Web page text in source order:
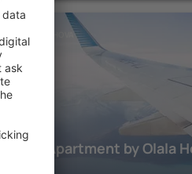
DISTRICT PRAHOVA
Forest Apartment by Olala